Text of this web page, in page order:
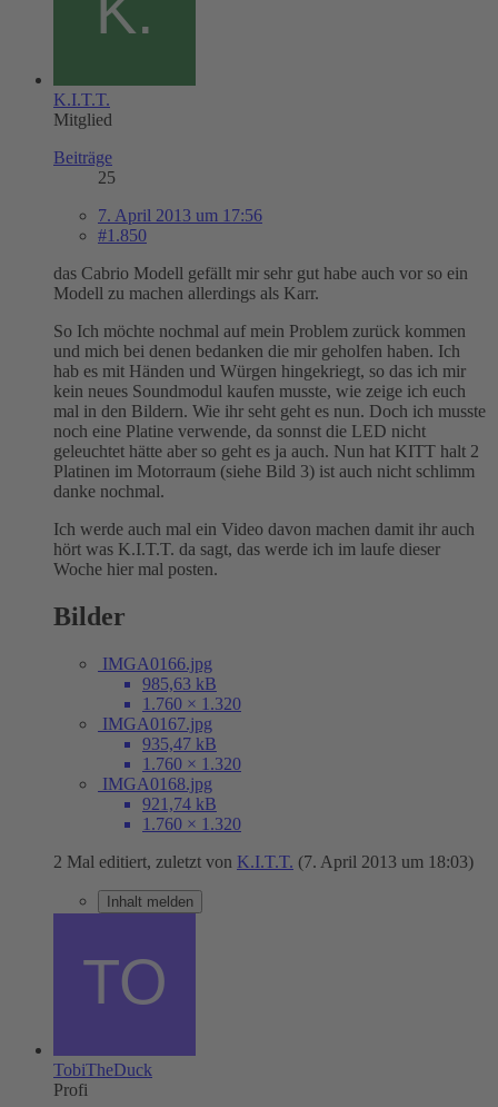
K.I.T.T.
Mitglied
Beiträge
25
7. April 2013 um 17:56
#1.850
das Cabrio Modell gefällt mir sehr gut habe auch vor so ein
Modell zu machen allerdings als Karr.
So Ich möchte nochmal auf mein Problem zurück kommen
und mich bei denen bedanken die mir geholfen haben. Ich
hab es mit Händen und Würgen hingekriegt, so das ich mir
kein neues Soundmodul kaufen musste, wie zeige ich euch
mal in den Bildern. Wie ihr seht geht es nun. Doch ich musste
noch eine Platine verwende, da sonnst die LED nicht
geleuchtet hätte aber so geht es ja auch. Nun hat KITT halt 2
Platinen im Motorraum (siehe Bild 3) ist auch nicht schlimm
danke nochmal.
Ich werde auch mal ein Video davon machen damit ihr auch
hört was K.I.T.T. da sagt, das werde ich im laufe dieser
Woche hier mal posten.
Bilder
IMGA0166.jpg
985,63 kB
1.760 × 1.320
IMGA0167.jpg
935,47 kB
1.760 × 1.320
IMGA0168.jpg
921,74 kB
1.760 × 1.320
2 Mal editiert, zuletzt von K.I.T.T. (7. April 2013 um 18:03)
Inhalt melden
TobiTheDuck
Profi